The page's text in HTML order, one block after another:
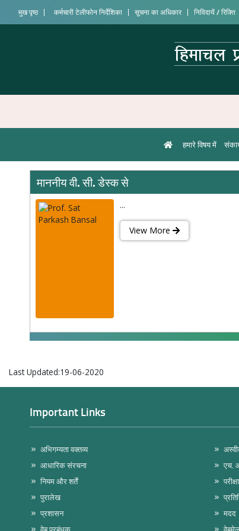
मुख पृष्ठ कर्मचारी टेलीफोन निर्देशिका सूचना का अधिकार निविदायें / रिक्ति
हमारे विषय में
माननीय वी. सी. डेस्क से
...
View More
Last Updated:19-06-2020
Important Links
अभिगम्यता वक्तव्य
आधारिक संरचना
एच.
नियम और शर्तें
परीक्षा
पुरालेख
प्रशासन
मदद